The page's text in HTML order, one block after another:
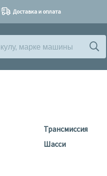
Доставка и оплата
Трансмиссия
Шасси